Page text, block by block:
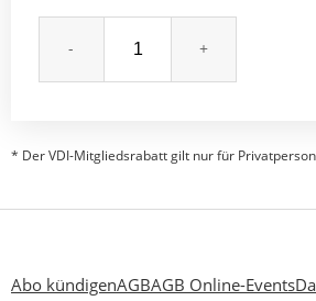
- +
* Der VDI-Mitgliedsrabatt gilt nur für
Abo kündigenAGBAGB Online-Events